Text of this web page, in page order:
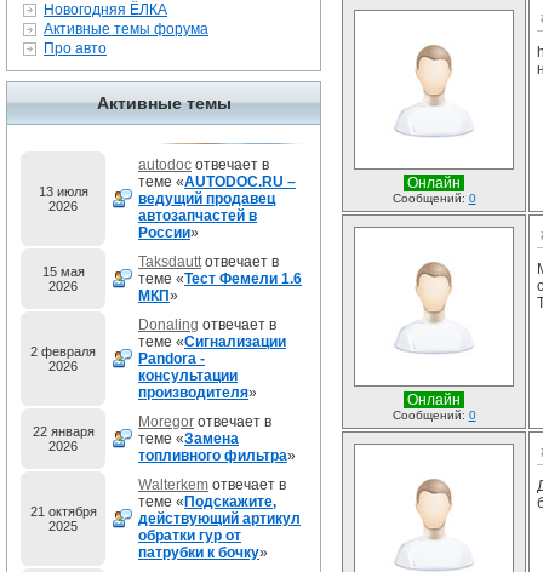
Новогодняя ЁЛКА
Активные темы форума
Про авто
Активные темы
13 июля
2026
autodoc отвечает в
теме «AUTODOC.RU –
ведущий продавец
автозапчастей в
России»
15 мая
2026
Taksdauttотвечает в
теме «Тест Фемели 1.6
МКП»
2 февраля
2026
Donaling отвечает в
теме «Сигнализации
Pandora -
консультации
производителя»
22 января
2026
Moregor отвечает в
теме «Замена
топливного фильтра»
21 октября
2025
Walterkem отвечает в
теме « Подскажите,
действующий артикул
обратки гур от
патрубки к бочку»
Онлайн
Сообщений: 0
Онлайн
Сообщений: 0